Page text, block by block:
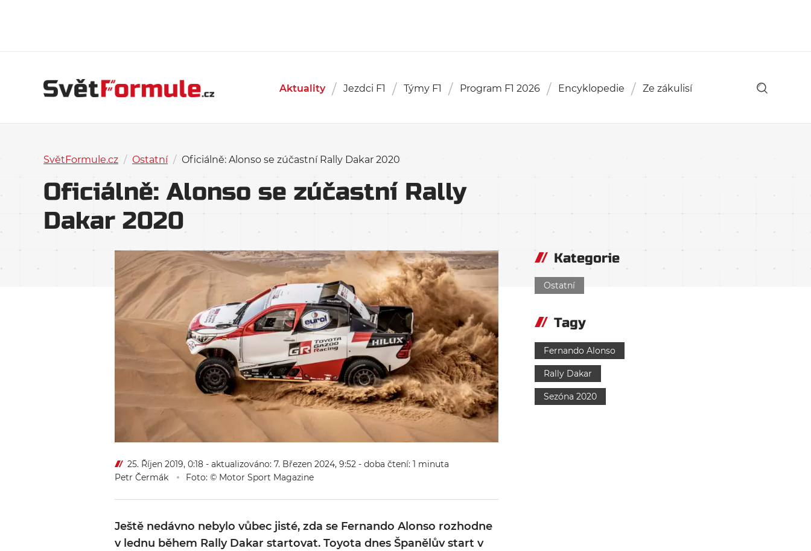
Aktuality Jezdci F1 Týmy F1 Program F1 2026 Encyklopedie Ze zákulisí
SvětFormule.cz / Ostatní / Oficiálně: Alonso se zúčastní Rally Dakar 2020
Oficiálně: Alonso se zúčastní Rally
Dakar 2020
25. Říjen 2019, 0:18 - aktualizováno: 7. Březen 2024, 9:52 - doba čtení: 1 minuta
Petr Čermák
Foto: © Motor Sport Magazine
Ještě nedávno nebylo vůbec jisté, zda se Fernando Alonso rozhodne
v lednu během Rally Dakar startovat. Toyota dnes Španělův start v
Kategorie
Ostatní
Tagy
Fernando Alonso
Rally Dakar
Sezóna 2020